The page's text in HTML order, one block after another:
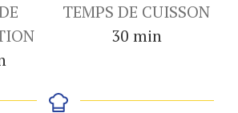
TEMPS DE CUISSON
30minutes
min